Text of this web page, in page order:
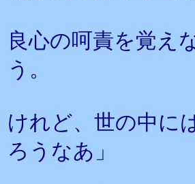
良心の呵責を覚え
う。
けれど、世の中に
ろうなあ」